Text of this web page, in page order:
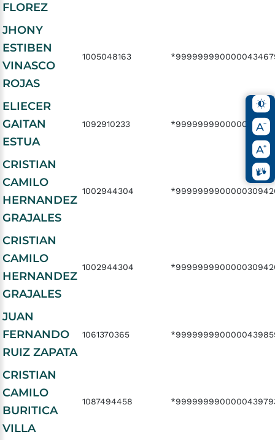
FLOREZ
JHONY
ESTIBEN
VINASCO
ROJAS
1005048163
ELIECER
GAITAN
ESTUA
1092910233
CRISTIAN
CAMILO
HERNANDEZ
GRAJALES
1002944304
CRISTIAN
CAMILO
HERNANDEZ
GRAJALES
1002944304
JUAN
FERNANDO
RUIZ ZAPATA
1061370365
CRISTIAN
CAMILO
BURITICA
VILLA
1087494458